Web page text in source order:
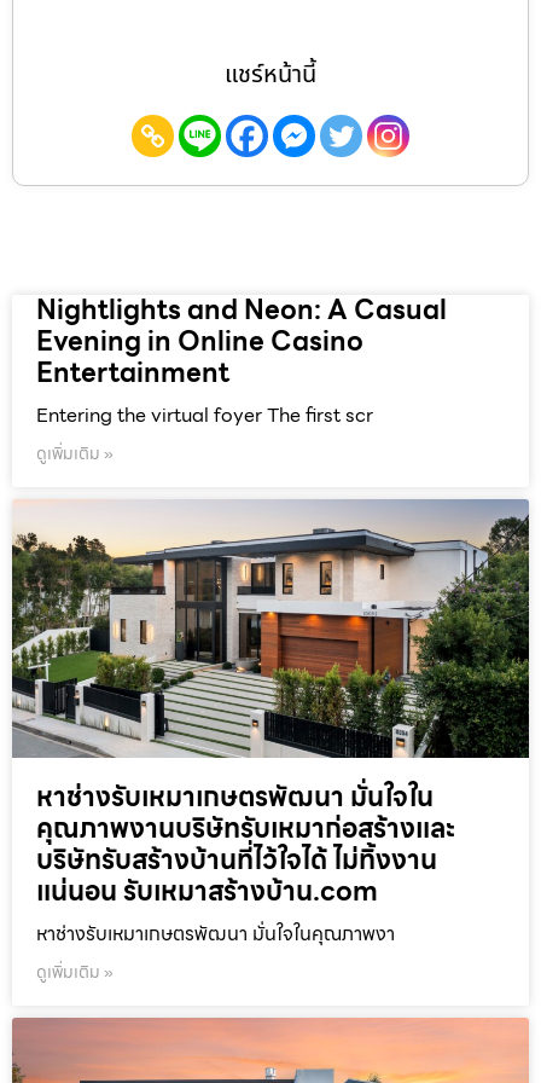
แชร์หน้านี้
Nightlights and Neon: A Casual
Evening in Online Casino
Entertainment
Entering the virtual foyer The first scr
ดูเพิ่มเติม »
หาช่างรับเหมาเกษตรพัฒนา มั่นใจใน
คุณภาพงานบริษัทรับเหมาก่อสร้างและ
บริษัทรับสร้างบ้านที่ไว้ใจได้ ไม่ทิ้งงาน
แน่นอน รับเหมาสร้างบ้าน.com
หาช่างรับเหมาเกษตรพัฒนา มั่นใจในคุณภาพงา
ดูเพิ่มเติม »